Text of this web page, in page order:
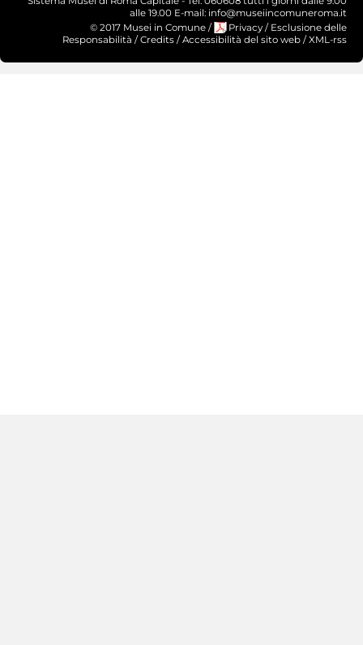
alle 19.00 E-mail: info@museiincomuneroma.it
© 2017 Musei in Comune / Privacy / Esclusione delle
Responsabilità / Credits / Accessibilità del sito web / XML-rss